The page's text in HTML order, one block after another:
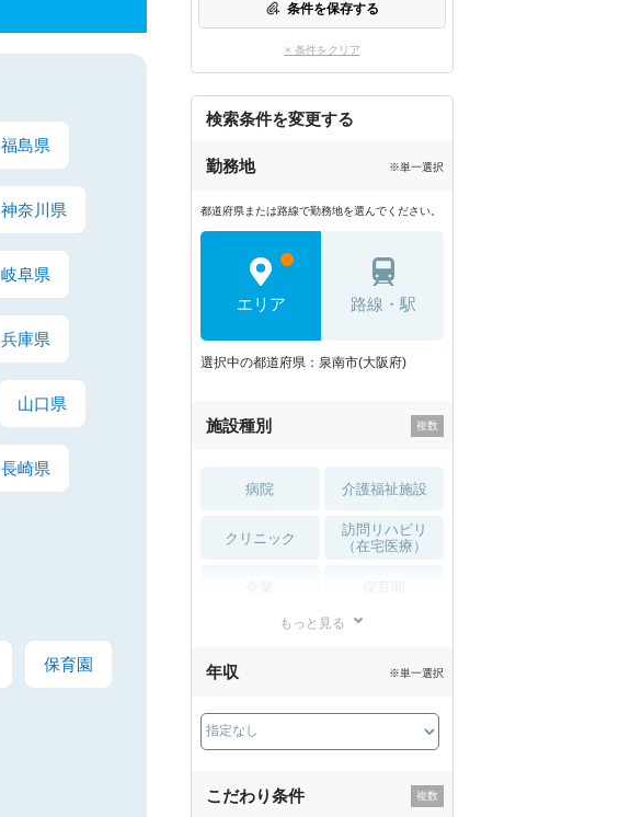
福島県
神奈川県
岐阜県
兵庫県
山口県
長崎県
保育園
条件を保存する
× 条件をクリア
検索条件を変更する
勤務地 ※単一選択
都道府県または路線で勤務地を選んでください。
エリア 路線・駅
選択中の都道府県：泉南市(大阪府)
施設種別
病院 介護福祉施設
クリニック
訪問リハビリ
（在宅医療）
薬局・
もっと見る
年収 ※単一選択
こだわり条件